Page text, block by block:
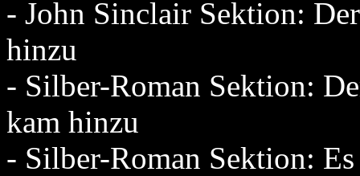
- John Sinclair Sektion:
hinzu
- Silber-Roman Sektion:
kam hinzu
- Silber-Roman Sektion: